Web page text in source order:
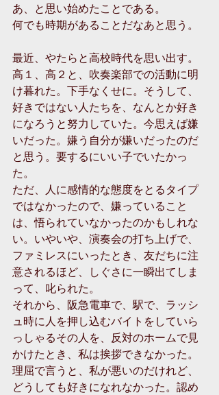
あ、と思い始めたことである。
何でも時期があることだなあと思う。
最近、やたらと高校時代を思い出す。
高１、高２と、吹奏楽部での活動に明
け暮れた。下手なくせに。そうして、
好きではない人たちを、なんとか好き
になろうと努力していた。今思えば嫌
いだった。嫌う自分が嫌いだったのだ
と思う。要するにいい子でいたかっ
た。
ただ、人に感情的な態度をとるタイプ
ではなかったので、嫌っていること
は、悟られていなかったのかもしれな
い。いやいや、演奏会の打ち上げで、
ファミレスにいったとき、友だちに注
意されるほど、しぐさに一瞬出てしま
って、叱られた。
それから、阪急電車で、駅で、ラッシ
ュ時に人を押し込むバイトをしていら
っしゃるその人を、反対のホームで見
かけたとき、私は挨拶できなかった。
理屈で言うと、私が悪いのだけれど、
どうしても好きになれなかった。認め